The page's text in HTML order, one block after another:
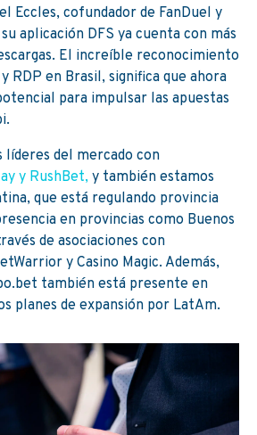
Eccles, cofundador de FanDuel y
aplicación DFS ya cuenta con más
El increíble reconocimiento
RDP en Brasil, significa que ahora
para impulsar las apuestas
líderes del mercado con
y RushBet, y también estamos
que está regulando provincia
en provincias como Buenos
de asociaciones con
y Casino Magic. Además,
también está presente en
planes de expansión por LatAm.